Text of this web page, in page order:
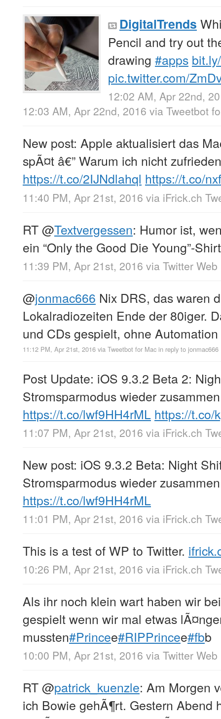
DigitalTrends
Pencil and try out
drawing #apps
pic.twitter.com/
12:02 AM, Apr 22nd,
12:03 AM, Apr 22nd, 2016 via Tweetbot
New post: Apple aktualisiert das
spÃ¤t â€” Warum ich nicht
https://t.co/2IJNdlahql https://t.co/
11:40 PM, Apr 21st, 2016 via iFrick.ch
RT@Textvergessen: Humor ist,
ein “Only the Good Die Young”-
11:39 PM, Apr 21st, 2016 via Twitter
@jonmac666 Nix DRS, das waren
Lokalradiozeiten Ende der 80iger.
und CDs gespielt, ohne Automation
11:12 PM, Apr 21st, 2016 via Tweetbot for Mac in reply to jonmac666
Post Update: iOS 9.3.2 Beta 2:
Stromsparmodus wieder
https://t.co/lwf9HH4rML https://t.co/
11:07 PM, Apr 21st, 2016 via iFrick.ch
New post: iOS 9.3.2 Beta: Night
Stromsparmodus wieder
https://t.co/lwf9HH4rML
11:01 PM, Apr 21st, 2016 via iFrick.ch
This is a test of WP to Twitter.
10:26 PM, Apr 21st, 2016 via iFrick.ch
Als ihr noch klein wart haben wir
gespielt wenn wir mal etwas
mussten#Princee#RIPPrincee#fbb
10:00 PM, Apr 21st, 2016 via Twitter
RT@patrick_kuenzle: Am Morgen
ich Bowie gehÃ¶rt. Gestern Abend